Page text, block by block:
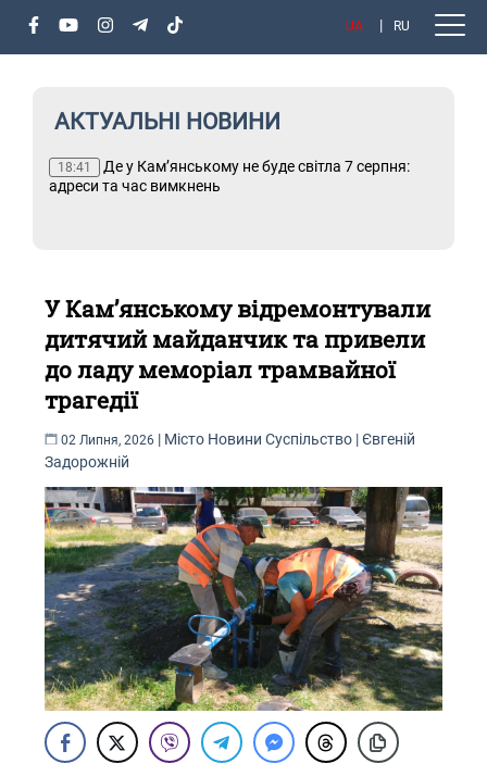
UA RU
АКТУАЛЬНІ НОВИНИ
18:41
Де у Кам’янському не буде світла 7 серпня:
адреси та час вимкнень
У Кам’янському відремонтували
дитячий майданчик та привели
до ладу меморіал трамвайної
трагедії
02 Липня, 2026 | Місто Новини Суспільство |Євгеній
Задорожній